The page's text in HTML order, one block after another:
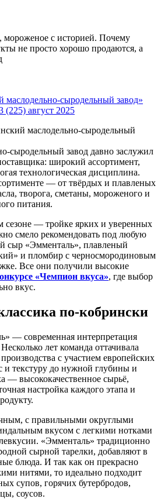
мороженое с историей. Почему
не просто хорошо продаются, а
сыродельный завод»
август 2025
сыродельный завод давно заслужил
широкий ассортимент,
технологическая дисциплина.
— от твёрдых и плавленых
творога, сметаны, мороженого и
питания.
сезоне — тройке ярких и уверенных
смело рекомендовать под любую
сыр «Эмменталь», плавленый
и пломбир с черносмородиновым
Все они получили высокие
«Чемпион вкуса», где выбор
вкус.
по-кобрински
— современная интерпретация
лет команда оттачивала
с участием европейских
и текстуру до нужной глубины и
— высококачественное сырьё,
настройка каждого этапа и
с правильными округлыми
вкусом с легкими нотками
«Эмменталь» традиционно
сырной тарелки, добавляют в
блюда. И так как он прекрасно
нитями, то идеально подходит
супов, горячих бутербродов,
соусов.